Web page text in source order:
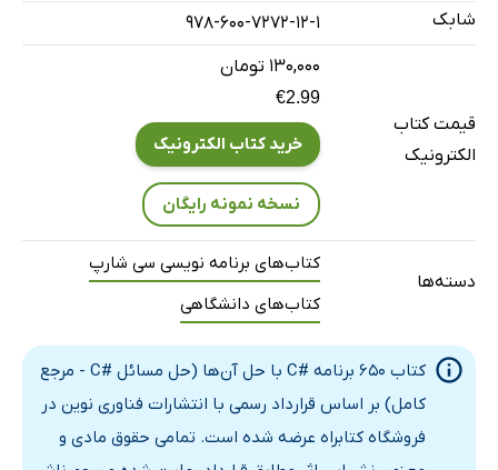
شابک
978-600-7272-12-1
قیمت کتاب
الکترونیک
۱۳۰,۰۰۰ تومان
€2.99
خرید کتاب الکترونیک
نسخه نمونه رایگان
دسته‌ها
کتاب‌های برنامه نویسی سی شارپ
کتاب‌های دانشگاهی
کتاب 650 برنامه #C با حل آن‌ها (حل مسائل #C - مرجع
کامل) بر اساس قرارداد رسمی با انتشارات فناوری نوین در
فروشگاه کتابراه عرضه شده است. تمامی حقوق مادی و